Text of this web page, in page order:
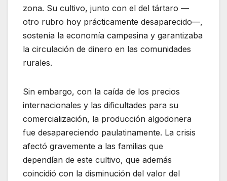
zona. Su cultivo, junto con el del tártaro —
otro rubro hoy prácticamente desaparecido—,
sostenía la economía campesina y garantizaba
la circulación de dinero en las comunidades
rurales.
Sin embargo, con la caída de los precios
internacionales y las dificultades para su
comercialización, la producción algodonera
fue desapareciendo paulatinamente. La crisis
afectó gravemente a las familias que
dependían de este cultivo, que además
coincidió con la disminución del valor del